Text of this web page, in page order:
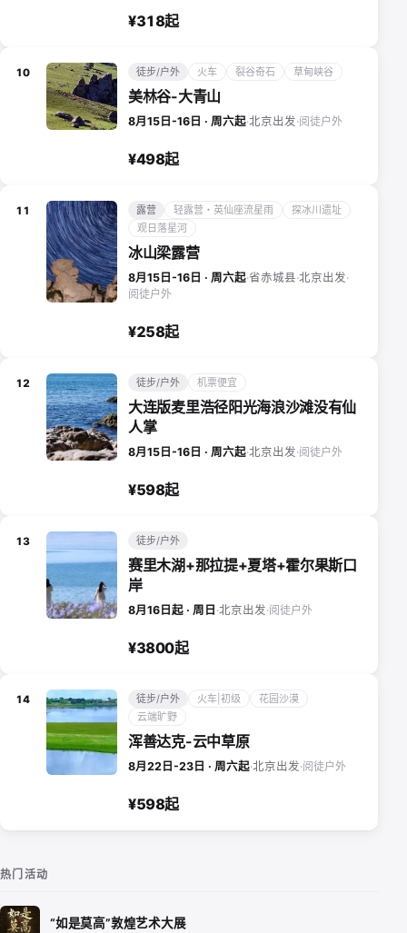
¥318起
10 徒步/户外 火车 裂谷奇石 草甸峡谷
美林谷-大青山
8月15日-16日 · 周六起·北京出发·阅徒户外
¥498起
11 露营 轻露营・英仙座流星雨
探冰川遗址
观日落星河
冰山梁露营
8月15日-16日 · 周六起·省赤城县·北京出发·
阅徒户外
¥258起
12 徒步/户外 机票便宜
大连版麦里浩径阳光海浪沙滩没有仙
人掌
8月15日-16日 · 周六起·北京出发·阅徒户外
¥598起
13 徒步/户外
赛里木湖+那拉提+夏塔+霍尔果斯口
岸
8月16日起 · 周日 ·北京出发·阅徒户外
¥3800起
14 徒步/户外 火车|初级
花园沙漠
云端旷野
浑善达克-云中草原
8月22日-23日 · 周六起·北京出发·阅徒户外
¥598起
热门活动
“如是莫高”敦煌艺术大展